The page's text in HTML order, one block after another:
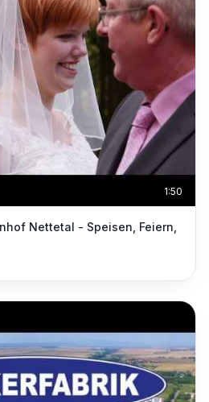
1:50
Nettetal - Speisen, Feiern,